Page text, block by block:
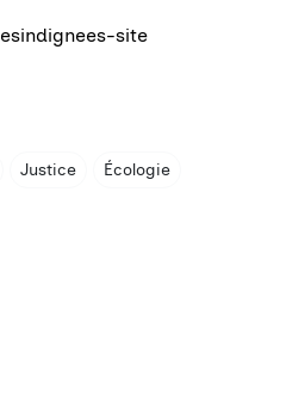
site
Justice
Écologie